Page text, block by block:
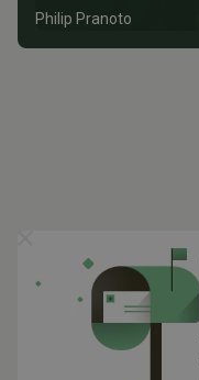
Philip Pranoto